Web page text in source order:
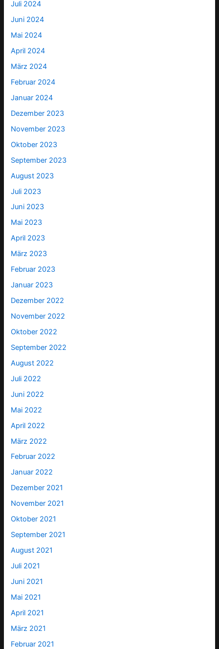
Juli 2024
Juni 2024
Mai 2024
April 2024
März 2024
Februar 2024
Januar 2024
Dezember 2023
November 2023
Oktober 2023
September 2023
August 2023
Juli 2023
Juni 2023
Mai 2023
April 2023
März 2023
Februar 2023
Januar 2023
Dezember 2022
November 2022
Oktober 2022
September 2022
August 2022
Juli 2022
Juni 2022
Mai 2022
April 2022
März 2022
Februar 2022
Januar 2022
Dezember 2021
November 2021
Oktober 2021
September 2021
August 2021
Juli 2021
Juni 2021
Mai 2021
April 2021
März 2021
Februar 2021